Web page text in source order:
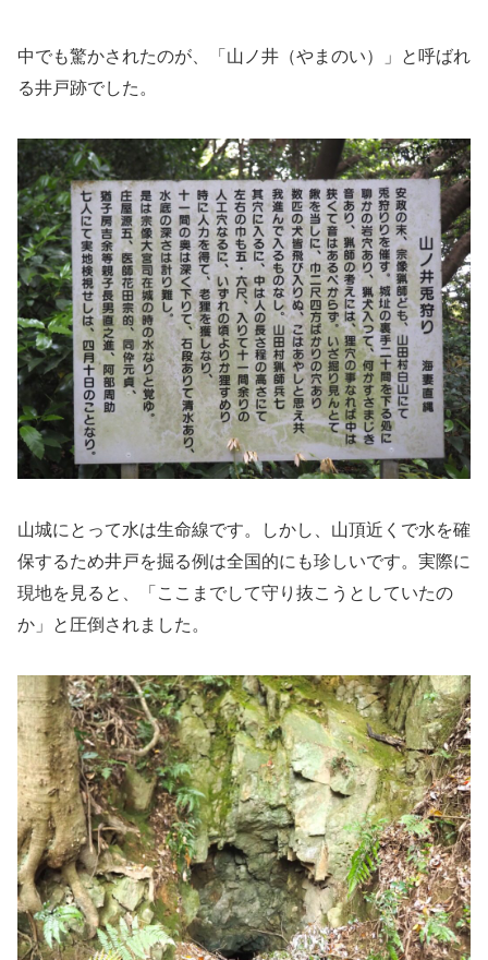
中でも驚かされたのが、「山ノ井（やまのい）」と呼ばれ
る井戸跡でした。
山城にとって水は生命線です。しかし、山頂近くで水を確
保するため井戸を掘る例は全国的にも珍しいです。実際に
現地を見ると、「ここまでして守り抜こうとしていたの
か」と圧倒されました。